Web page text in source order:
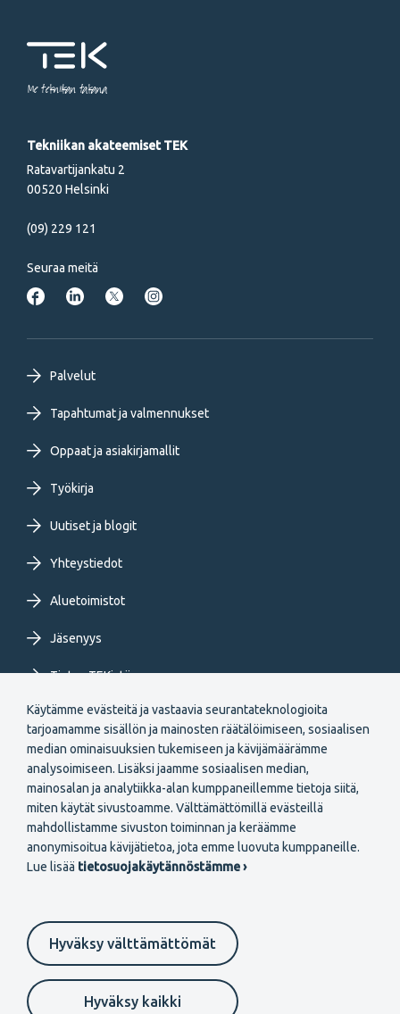
Käytämme evästeitä ja vastaavia seurantateknologioita
tarjoamamme sisällön ja mainosten räätälöimiseen, sosiaalisen
median ominaisuuksien tukemiseen ja kävijämäärämme
analysoimiseen. Lisäksi jaamme sosiaalisen median,
mainosalan ja analytiikka-alan kumppaneillemme tietoja siitä,
miten käytät sivustoamme. Välttämättömillä evästeillä
mahdollistamme sivuston toiminnan ja keräämme
anonymisoitua kävijätietoa, jota emme luovuta kumppaneille.
Lue lisää tietosuojakäytännöstämme ›
Hyväksy välttämättömät
Hyväksy kaikki
Me tekniikan takana
Tekniikan akateemiset TEK
Ratavartijankatu 2
00520 Helsinki
(09) 229 121
Seuraa meitä
Footer
primary
menu
FI
Palvelut
Tapahtumat ja valmennukset
Oppaat ja asiakirjamallit
Työkirja
Uutiset ja blogit
Yhteystiedot
Aluetoimistot
Jäsenyys
Tietoa TEKistä
Extranet
Secondary
FI
Liity jäseneksi
Footer
Evästeasetukset Tietosuojaselosteet
Ilmoituskanava
Suomeksi In English På svenska